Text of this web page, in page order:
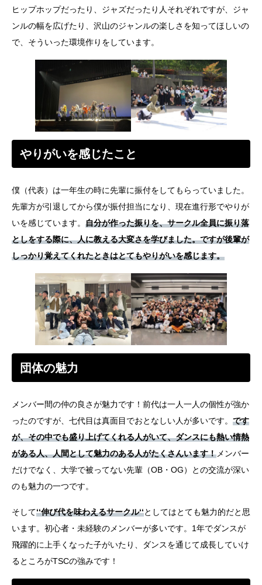
ヒップホップだったり、ジャズだったり人それぞれですが、ジャ
ンルの幅を広げたり、沢山のジャンルの楽しさを知ってほしいの
で、そういった環境作りをしています。
やりがいを感じたこと
僕（代表）は一年生の時に先輩に振付をしてもらっていました。
先輩方が引退してから僕が振付担当になり、現在進行形でやりが
いを感じています。 自分が作った振りを、サークル全員に振り落
としをする際に、人に教える大変さを学びました。ですが後輩が
しっかり覚えてくれたときはとてもやりがいを感じます。
団体の魅力
メンバー間の仲の良さが魅力です！前代は一人一人の個性が強か
ったのですが、七代目は真面目でおとなしい人が多いです。 です
が、その中でも盛り上げてくれる人がいて、ダンスにも熱い情熱
がある人、人間として魅力のある人がたくさんいます！ メンバー
だけでなく、大学で被ってない先輩（OB・OG）との交流が深い
のも魅力の一つです。
そして‘‘伸び代を味わえるサークル‘‘としてはとても魅力的だと思
います。初心者・未経験のメンバーが多いです。1年でダンスが
飛躍的に上手くなった子がいたり、ダンスを通じて成長していけ
るところがTSCの強みです！